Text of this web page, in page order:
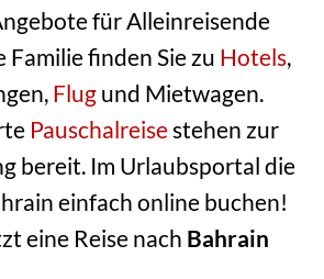
für Alleinreisende
Familie finden Sie zu Hotels,
Flugund Mietwagen.
Pauschalreisestehen zur
bereit. Im Urlaubsportal die
einfach online buchen!
eine Reise nach Bahrain